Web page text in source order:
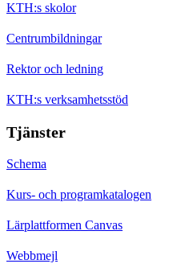
KTH:s skolor
Centrumbildningar
Rektor och ledning
KTH:s verksamhetsstöd
Tjänster
Schema
Kurs- och programkatalogen
Lärplattformen Canvas
Webbmejl